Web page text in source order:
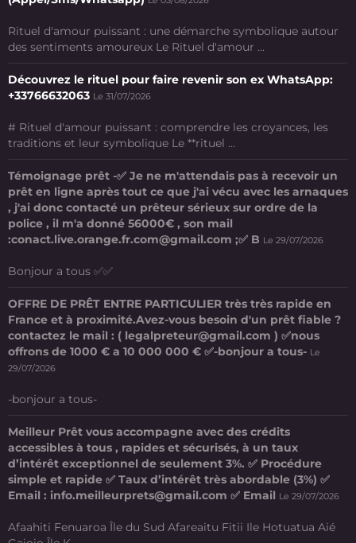
Rituel d'amour puissant : une démarche symbolique autour
des sentiments amoureux Le Rituel d'amour ...
Découvrez le rituel pour faire revenir son ex WhatsApp:
+33766632063 Le 31/07/2026
# Rituel d'amour puissant : comprendre les croyances, les
traditions et leur symbolique Le **rituel ...
Témoignage prêt -✅ Je ne m'attendais pas à recevoir un
prêt en ligne après tout ce que j'ai vécu avec les arnaques
, j'ai donc contacté un prêteur sérieux sur ordre de la
police , il m'a donné 56000€ , son mail
:conact.live.orange.fr.com@gmail.com ;✅ B Le 29/07/2026
Bonjour a tous ✅✅
OFFRE DE PRÊT ENTRE PARTICULIER très très rapide en
France et à proximité.Avez-vous besoin d'un prêt fiable ?
contactez le mail : ( legalpreteur@gmail.com ) ✅nous
offrons de 1000 € a 10 000 000 € ✅-bonjour a tous- Le
29/07/2026
-bonjour a tous-
Meilleur Prêt vous accompagne avec des crédits
accessibles à tous , rapides et sécurisés, à un taux
d’intérêt exceptionnel de seulement 3%. ✅ Procédure
simple et rapide ✅ Taux d’intérêt très abordable (3%) ✅
Email : info.meilleurprets@gmail.com ✅ Email Le 29/07/2026
Afaahiti Fenuaroa Île du Sud Afareaitu Fitii Ile Hotuatua Aié